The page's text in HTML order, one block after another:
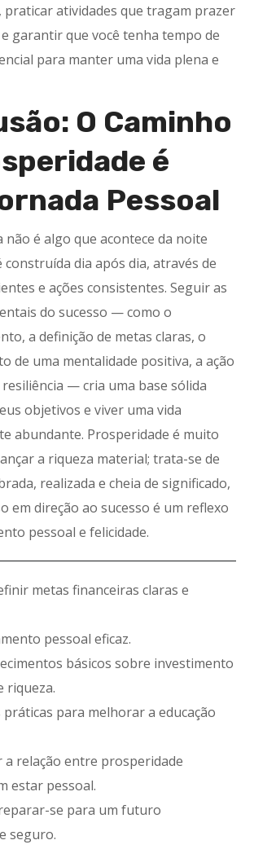
praticar atividades que tragam prazer
garantir que você tenha tempo de
para manter uma vida plena e
O Caminho
é
Pessoal
não é algo que acontece da noite
construída dia após dia, através de
e ações consistentes. Seguir as
do sucesso — como o
a definição de metas claras, o
de uma mentalidade positiva, a ação
resiliência — cria uma base sólida
objetivos e viver uma vida
abundante. Prosperidade é muito
a riqueza material; trata-se de
realizada e cheia de significado,
em direção ao sucesso é um reflexo
pessoal e felicidade.
metas financeiras claras e
pessoal eficaz.
básicos sobre investimento
riqueza.
práticas para melhorar a educação
a relação entre prosperidade
estar pessoal.
se para um futuro
seguro.